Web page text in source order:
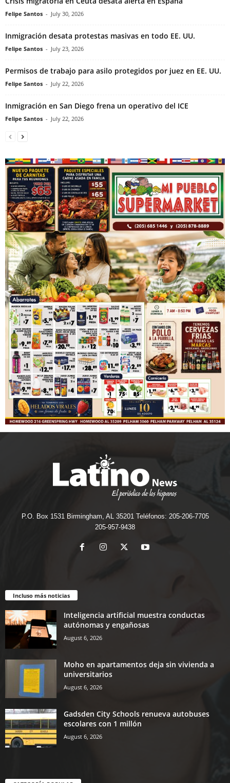
Felipe Santos - July 30, 2026
Inmigración desata protestas masivas en todo EE. UU.
Felipe Santos - July 23, 2026
Permisos de trabajo para asilo protegidos por juez en EE. UU.
Felipe Santos - July 22, 2026
Inmigración en San Diego frena un operativo del ICE
Felipe Santos - July 22, 2026
P.O. Box 1531 Birmingham, AL 35201 Teléfonos: 205-206-7705
205-957-9438
Incluso más noticias
Inteligencia artificial muestra conductas
autónomas y engañosas
August 6, 2026
Moho en apartamentos deja sin vivienda a
universitarios
August 6, 2026
Gadsden City Schools renueva autobuses
escolares con 1 millón
August 6, 2026